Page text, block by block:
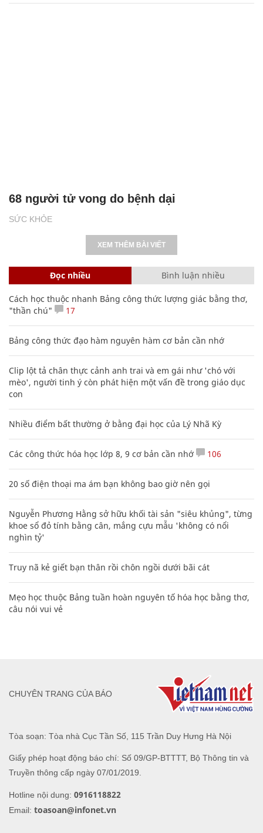
SỨC KHỎE
68 người tử vong do bệnh dại
XEM THÊM BÀI VIẾT
Đọc nhiều Bình luận nhiều
Cách học thuộc nhanh Bảng công thức lượng giác bằng thơ,
"thần chú"
17
Bảng công thức đạo hàm nguyên hàm cơ bản cần nhớ
Clip lột tả chân thực cảnh anh trai và em gái như 'chó với
mèo', người tinh ý còn phát hiện một vấn đề trong giáo dục
con
Nhiều điểm bất thường ở bằng đại học của Lý Nhã Kỳ
Các công thức hóa học lớp 8, 9 cơ bản cần nhớ 106
20 số điện thoại ma ám bạn không bao giờ nên gọi
Nguyễn Phương Hằng sở hữu khối tài sản "siêu khủng", từng
khoe sổ đỏ tính bằng cân, mắng cựu mẫu 'không có nổi
nghìn tỷ'
Truy nã kẻ giết bạn thân rồi chôn ngồi dưới bãi cát
Mẹo học thuộc Bảng tuần hoàn nguyên tố hóa học bằng thơ,
câu nói vui vẻ
Tòa soạn: Tòa nhà Cục Tần Số, 115 Trần Duy Hưng Hà Nội
Giấy phép hoạt động báo chí: Số 09/GP-BTTTT, Bộ Thông tin và
Truyền thông cấp ngày 07/01/2019.
Hotline nội dung: 0916118822
Email: toasoan@infonet.vn
CHUYÊN TRANG CỦA BÁO